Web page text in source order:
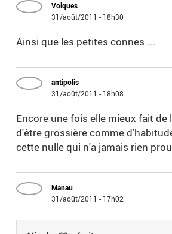
Volques
31/août/2011 - 18h30
Ainsi que les petites connes ...
antipolis
31/août/2011 - 18h08
Encore une fois elle mieux fait de
d'être grossière comme
cette nulle qui n'a jamais rien
Manau
31/août/2011 - 17h02